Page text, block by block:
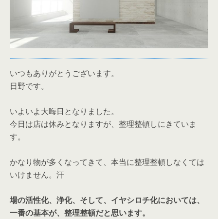
いつもありがとうございます。
日野です。
いよいよ大晦日となりました。
今日は店は休みとなりますが、整理整頓しにきていま
す。
かなり物が多くなってきて、本当に整理整頓しなくては
いけません。汗
場の活性化、浄化、そして、イヤシロチ化においては、
一番の基本が、整理整頓だと思います。